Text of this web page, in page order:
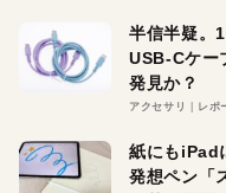
半信半疑。
USB-Cケー
発見か？
アクセサリ レポ
紙にもiPad
発想ペン「